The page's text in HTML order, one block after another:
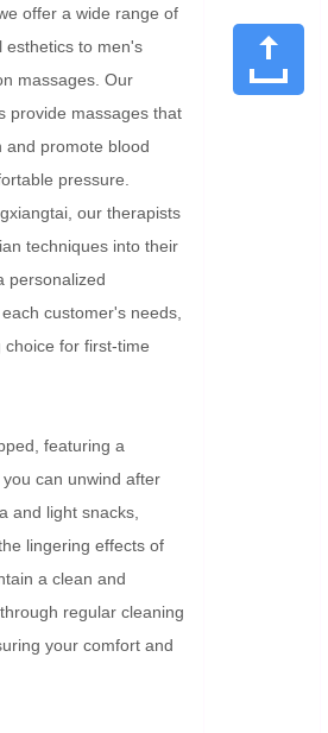
offer a wide range of
esthetics to men's
massages. Our
provide massages that
and promote blood
pressure.
our therapists
techniques into their
personalized
customer's needs,
choice for first-time
featuring a
can unwind after
and light snacks,
lingering effects of
a clean and
regular cleaning
your comfort and